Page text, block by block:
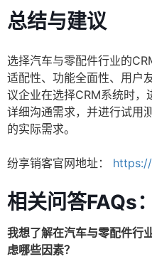
总结与建议
选择汽车与零配件行业的
适配性、功能全面性、用户
议企业在选择CRM系统时，
详细沟通需求，并进行试用
的实际需求。
纷享销客官网地址：
相关问答FAQs：
我想了解在汽车与零配件行
虑哪些因素？